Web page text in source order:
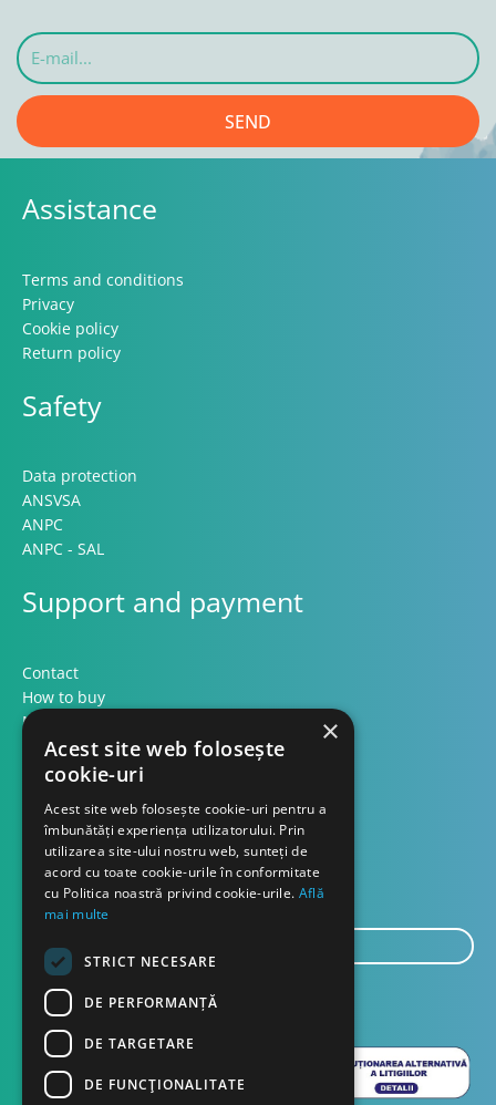
E-
mail...
SEND
Assistance
Terms and conditions
Privacy
Cookie policy
Return policy
Safety
Data protection
ANSVSA
ANPC
ANPC - SAL
Support and payment
Contact
How to buy
Methods of payment
Formular retur
Contact
About us
Blog
mail...
SEND
×
Acest site web folosește
cookie-uri
Acest site web folosește cookie-uri pentru a
îmbunătăți experiența utilizatorului. Prin
utilizarea site-ului nostru web, sunteți de
acord cu toate cookie-urile în conformitate
cu Politica noastră privind cookie-urile. Află
mai multe
STRICT NECESARE
DE PERFORMANȚĂ
DE TARGETARE
DE FUNCŢIONALITATE